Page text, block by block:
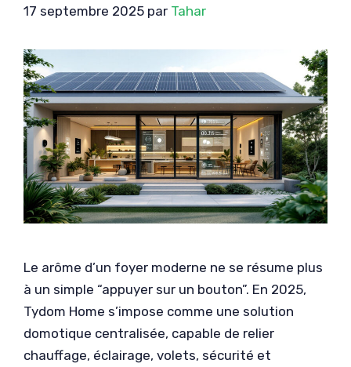
17 septembre 2025 par Tahar
Le arôme d’un foyer moderne ne se résume plus
à un simple “appuyer sur un bouton”. En 2025,
Tydom Home s’impose comme une solution
domotique centralisée, capable de relier
chauffage, éclairage, volets, sécurité et